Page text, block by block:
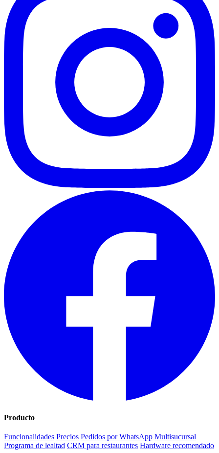
Producto
Funcionalidades Precios Pedidos por WhatsApp Multisucursal
Programa de lealtad CRM para restaurantes Hardware recomendado